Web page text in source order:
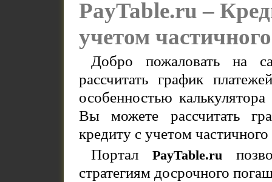
PayTable.ru –
учетом
Добро пожаловать на
рассчитать график
особенностью
Вы можете рассчитать
кредиту с учетом
Портал PayTable.ru
стратегиям досрочного